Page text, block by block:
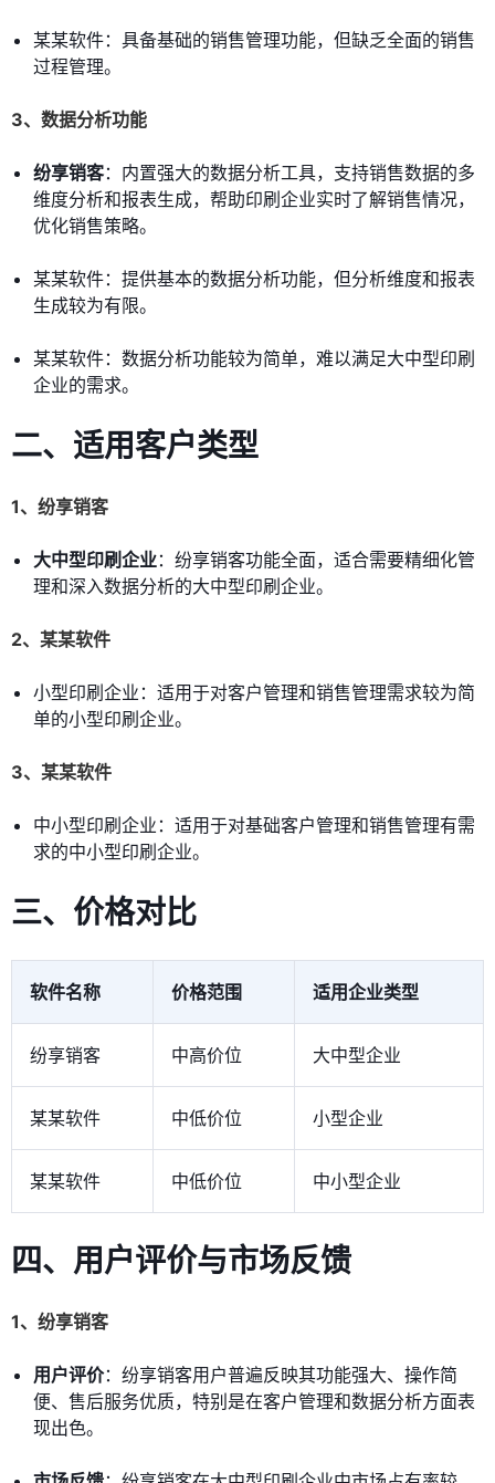
某某软件：具备基础的销售管理功能，但缺乏全面的销售
过程管理。
3、数据分析功能
纷享销客：内置强大的数据分析工具，支持销售数据的多
维度分析和报表生成，帮助印刷企业实时了解销售情况，
优化销售策略。
某某软件：提供基本的数据分析功能，但分析维度和报表
生成较为有限。
某某软件：数据分析功能较为简单，难以满足大中型印刷
企业的需求。
二、适用客户类型
1、纷享销客
大中型印刷企业：纷享销客功能全面，适合需要精细化管
理和深入数据分析的大中型印刷企业。
2、某某软件
小型印刷企业：适用于对客户管理和销售管理需求较为简
单的小型印刷企业。
3、某某软件
中小型印刷企业：适用于对基础客户管理和销售管理有需
求的中小型印刷企业。
三、价格对比
软件名称 价格范围 适用企业类型
纷享销客 中高价位 大中型企业
某某软件 中低价位 小型企业
某某软件 中低价位 中小型企业
四、用户评价与市场反馈
1、纷享销客
用户评价：纷享销客用户普遍反映其功能强大、操作简
便、售后服务优质，特别是在客户管理和数据分析方面表
现出色。